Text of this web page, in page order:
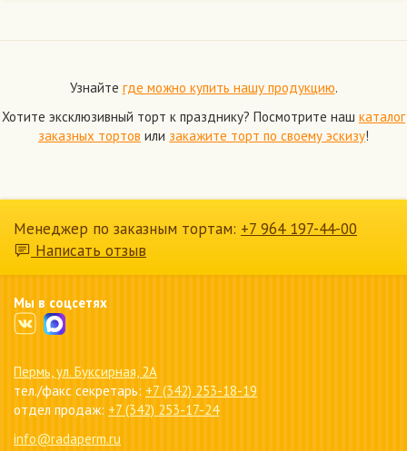
Узнайте где можно купить нашу продукцию.
Хотите эксклюзивный торт к празднику? Посмотрите наш каталог
заказных тортов или закажите торт по своему эскизу!
Менеджер по заказным тортам: +7 964 197-44-00
Написать отзыв
Мы в соцсетях
Пермь, ул. Буксирная, 2А
тел./факс секретарь: +7 (342) 253-18-19
отдел продаж: +7 (342) 253-17-24
info@radaperm.ru